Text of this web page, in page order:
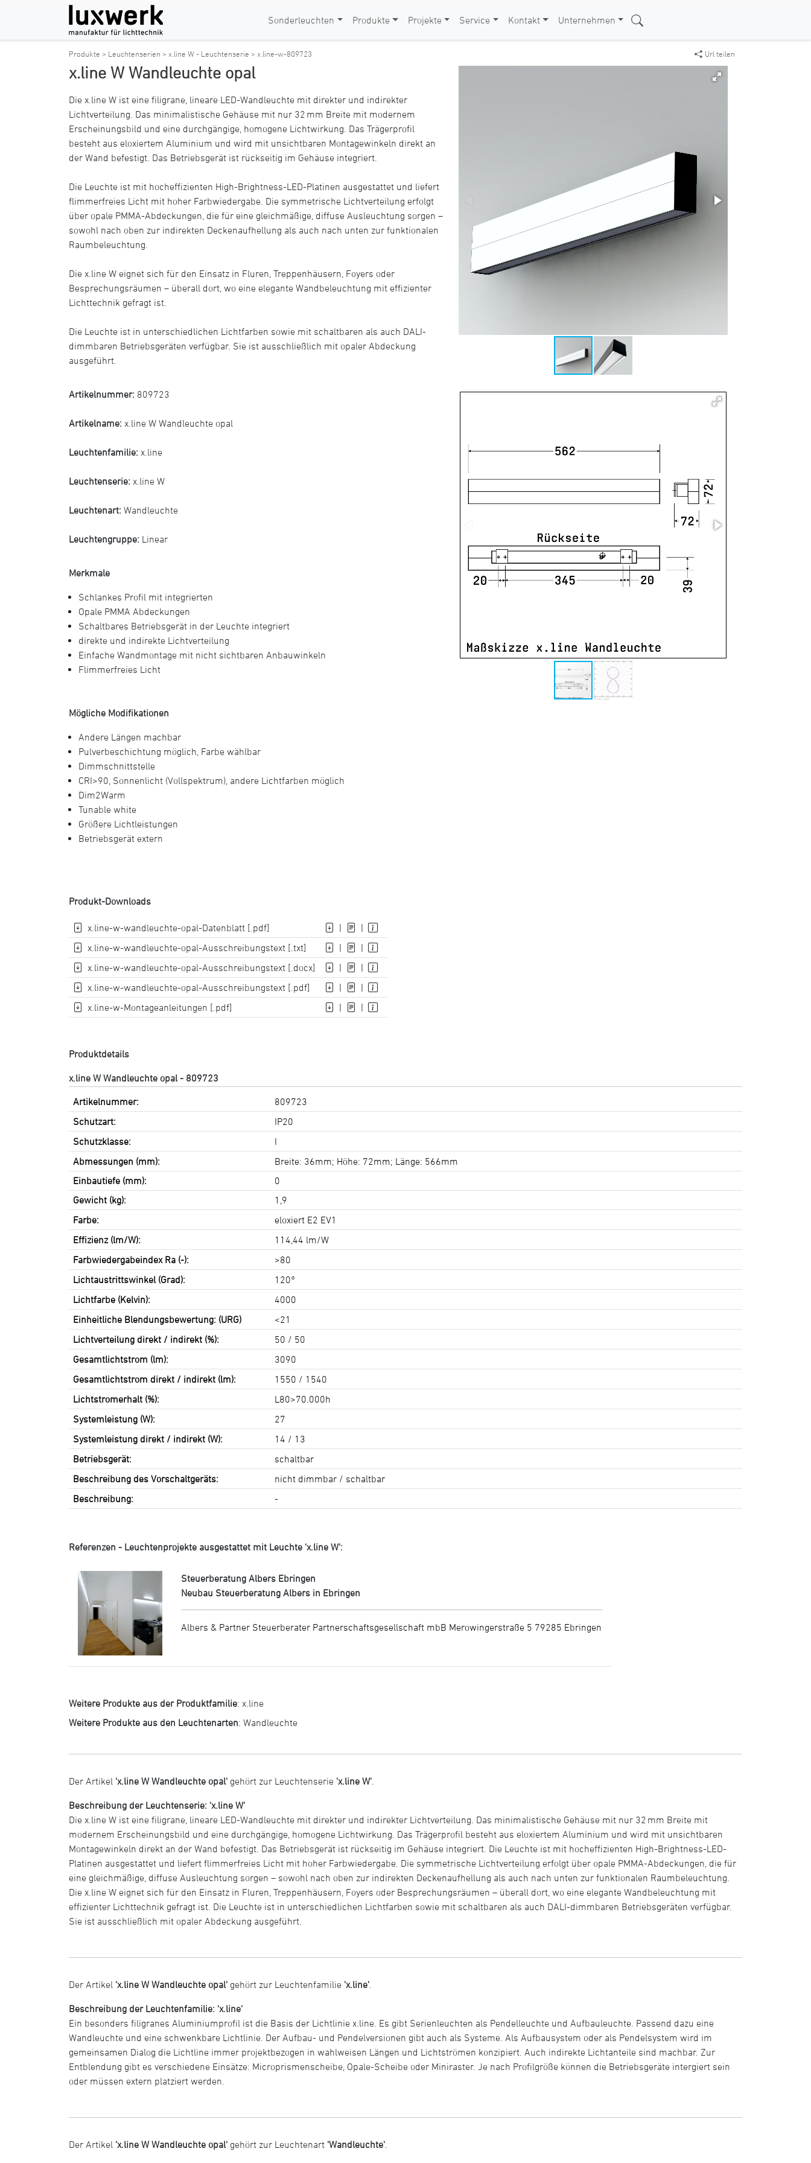
Sonderleuchten Produkte Projekte Service Kontakt Unternehmen
Produkte > Leuchtenserien > x.line W - Leuchtenserie > x.line-w-809723 Url teilen
x.line W Wandleuchte opal
Die x.line W ist eine filigrane, lineare LED-Wandleuchte mit direkter und indirekter
Lichtverteilung. Das minimalistische Gehäuse mit nur 32 mm Breite mit modernem
Erscheinungsbild und eine durchgängige, homogene Lichtwirkung. Das Trägerprofil
besteht aus eloxiertem Aluminium und wird mit unsichtbaren Montagewinkeln direkt an
der Wand befestigt. Das Betriebsgerät ist rückseitig im Gehäuse integriert.
Die Leuchte ist mit hocheffizienten High-Brightness-LED-Platinen ausgestattet und liefert
flimmerfreies Licht mit hoher Farbwiedergabe. Die symmetrische Lichtverteilung erfolgt
über opale PMMA-Abdeckungen, die für eine gleichmäßige, diffuse Ausleuchtung sorgen –
sowohl nach oben zur indirekten Deckenaufhellung als auch nach unten zur funktionalen
Raumbeleuchtung.
Die x.line W eignet sich für den Einsatz in Fluren, Treppenhäusern, Foyers oder
Besprechungsräumen – überall dort, wo eine elegante Wandbeleuchtung mit effizienter
Lichttechnik gefragt ist.
Die Leuchte ist in unterschiedlichen Lichtfarben sowie mit schaltbaren als auch DALI-
dimmbaren Betriebsgeräten verfügbar. Sie ist ausschließlich mit opaler Abdeckung
ausgeführt.
Artikelnummer: 809723
Artikelname: x.line W Wandleuchte opal
Leuchtenfamilie: x.line
Leuchtenserie: x.line W
Leuchtenart: Wandleuchte
Leuchtengruppe: Linear
Merkmale
Schlankes Profil mit integrierten
Opale PMMA Abdeckungen
Schaltbares Betriebsgerät in der Leuchte integriert
direkte und indirekte Lichtverteilung
Einfache Wandmontage mit nicht sichtbaren Anbauwinkeln
Flimmerfreies Licht
Mögliche Modifikationen
Andere Längen machbar
Pulverbeschichtung möglich, Farbe wählbar
Dimmschnittstelle
CRI>90, Sonnenlicht (Vollspektrum), andere Lichtfarben möglich
Dim2Warm
Tunable white
Größere Lichtleistungen
Betriebsgerät extern
Produkt-Downloads
x.line-w-wandleuchte-opal-Datenblatt [.pdf] |
|
x.line-w-wandleuchte-opal-Ausschreibungstext [.txt]
|
|
x.line-w-wandleuchte-opal-Ausschreibungstext [.docx]
|
|
x.line-w-wandleuchte-opal-Ausschreibungstext [.pdf]
|
|
x.line-w-Montageanleitungen [.pdf]
| |
Produktdetails
x.line W Wandleuchte opal - 809723
Artikelnummer:
809723
Schutzart:
IP20
Schutzklasse:
I
Abmessungen (mm):
Breite: 36mm; Höhe: 72mm; Länge: 566mm
Einbautiefe (mm):
0
Gewicht (kg):
1,9
Farbe:
eloxiert E2 EV1
Effizienz (lm/W):
114,44 lm/W
Farbwiedergabeindex Ra (-):
>80
Lichtaustrittswinkel (Grad):
120°
Lichtfarbe (Kelvin):
4000
Einheitliche Blendungsbewertung: (URG)
<21
Lichtverteilung direkt / indirekt (%):
50 / 50
Gesamtlichtstrom (lm):
3090
Gesamtlichtstrom direkt / indirekt (lm):
1550 / 1540
Lichtstromerhalt (%):
L80>70.000h
Systemleistung (W):
27
Systemleistung direkt / indirekt (W):
14 / 13
Betriebsgerät:
schaltbar
Beschreibung des Vorschaltgeräts:
nicht dimmbar / schaltbar
Beschreibung:
-
Referenzen - Leuchtenprojekte ausgestattet mit Leuchte 'x.line W':
Steuerberatung Albers Ebringen
Neubau Steuerberatung Albers in Ebringen
Albers & Partner Steuerberater Partnerschaftsgesellschaft mbB Merowingerstraße 5 79285 Ebringen
Weitere Produkte aus der Produktfamilie: x.line
Weitere Produkte aus den Leuchtenarten: Wandleuchte
Der Artikel 'x.line W Wandleuchte opal' gehört zur Leuchtenserie 'x.line W'
Beschreibung der Leuchtenserie: 'x.line W'
Die x.line W ist eine filigrane, lineare LED-Wandleuchte mit direkter und indirekter Lichtverteilung. Das minimalistische Gehäuse mit nur 32 mm Breite mit
modernem Erscheinungsbild und eine durchgängige, homogene Lichtwirkung. Das Trägerprofil besteht aus eloxiertem Aluminium und wird mit unsichtbaren
Montagewinkeln direkt an der Wand befestigt. Das Betriebsgerät ist rückseitig im Gehäuse integriert. Die Leuchte ist mit hocheffizienten High-Brightness-LED-
Platinen ausgestattet und liefert flimmerfreies Licht mit hoher Farbwiedergabe. Die symmetrische Lichtverteilung erfolgt über opale PMMA-Abdeckungen, die für
eine gleichmäßige, diffuse Ausleuchtung sorgen – sowohl nach oben zur indirekten Deckenaufhellung als auch nach unten zur funktionalen Raumbeleuchtung.
Die x.line W eignet sich für den Einsatz in Fluren, Treppenhäusern, Foyers oder Besprechungsräumen – überall dort, wo eine elegante Wandbeleuchtung mit
effizienter Lichttechnik gefragt ist. Die Leuchte ist in unterschiedlichen Lichtfarben sowie mit schaltbaren als auch DALI-dimmbaren Betriebsgeräten verfügbar.
Sie ist ausschließlich mit opaler Abdeckung ausgeführt.
Der Artikel 'x.line W Wandleuchte opal' gehört zur Leuchtenfamilie 'x.line'
Beschreibung der Leuchtenfamilie: 'x.line'
Ein besonders filigranes Aluminiumprofil ist die Basis der Lichtlinie x.line. Es gibt Serienleuchten als Pendelleuchte und Aufbauleuchte. Passend dazu eine
Wandleuchte und eine schwenkbare Lichtlinie. Der Aufbau- und Pendelversionen gibt auch als Systeme. Als Aufbausystem oder als Pendelsystem wird im
gemeinsamen Dialog die Lichtline immer projektbezogen in wahlweisen Längen und Lichtströmen konzipiert. Auch indirekte Lichtanteile sind machbar. Zur
Entblendung gibt es verschiedene Einsätze: Microprismenscheibe, Opale-Scheibe oder Miniraster. Je nach Profilgröße können die Betriebsgeräte intergiert sein
oder müssen extern platziert werden.
Der Artikel 'x.line W Wandleuchte opal' gehört zur Leuchtenart 'Wandleuchte'